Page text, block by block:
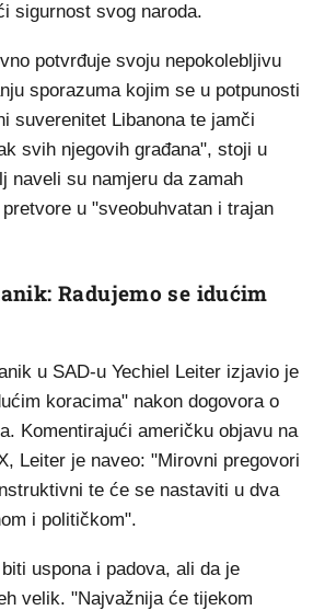
sigurnost svog naroda.
potvrđuje svoju nepokolebljivu
sporazuma kojim se u potpunosti
suverenitet Libanona te jamči
svih njegovih građana", stoji u
naveli su namjeru da zamah
u "sveobuhvatan i trajan
Radujemo se idućim
u SAD-u Yechiel Leiter izjavio je
koracima" nakon dogovora o
Komentirajući američku objavu na
Leiter je naveo: "Mirovni pregovori
te će se nastaviti u dva
i političkom".
uspona i padova, ali da je
velik. "Najvažnija će tijekom